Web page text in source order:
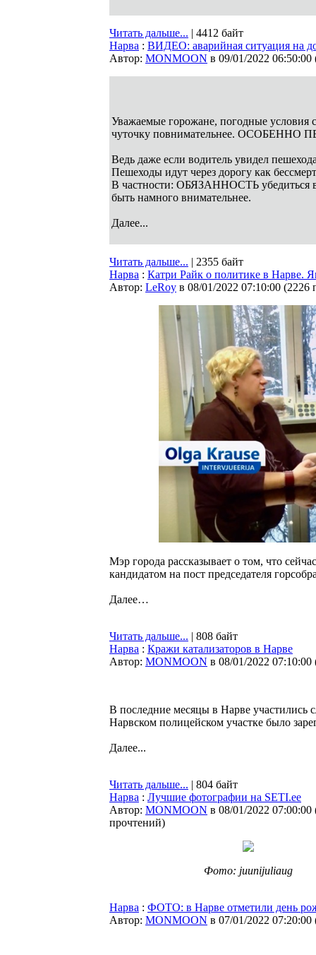
Читать дальше... | 4412 байт
Нарва : ВИДЕО: аварийная ситуация на
Автор: MONMOON в 09/01/2022 06:50:00
Уважаемые горожане, погодные условия
чуточку повнимательнее.
Ведь даже если водитель увидел
Пешеходы идут через дорогу как
В частности: ОБЯЗАННОСТЬ убедиться в
быть намного внимательнее.
Далее...
Читать дальше... | 2355 байт
Нарва : Катри Райк о политике в Нарве.
Автор: LeRoy в 08/01/2022 07:10:00 (2226
Мэр города рассказывает о том, что
кандидатом на пост председателя
Далее…
Читать дальше... | 808 байт
Нарва : Кражи катализаторов в Нарве
Автор: MONMOON в 08/01/2022 07:10:00
В последние месяцы в Нарве участились
Нарвском полицейском участке было
Далее...
Читать дальше... | 804 байт
Нарва : Лучшие фотографии на SETI.ee
Автор: MONMOON в 08/01/2022 07:00:00
прочтений)
Фото: juunijuliaug
Нарва : ФОТО: в Нарве отметили день
Автор: MONMOON в 07/01/2022 07:20:00